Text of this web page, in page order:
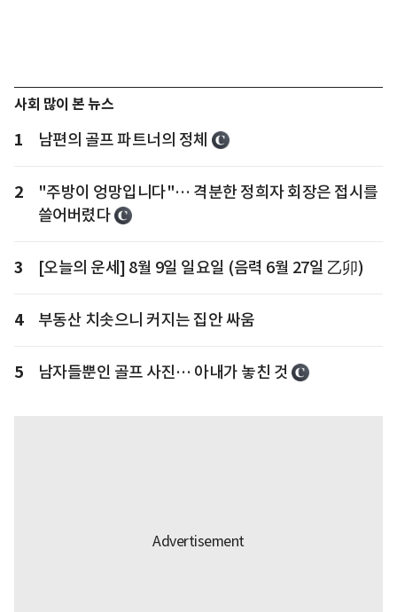
사회 많이 본 뉴스
1 남편의 골프 파트너의 정체
2
"주방이 엉망입니다"… 격분한 정희자 회장은 접시를
쓸어버렸다
3 [오늘의 운세] 8월 9일 일요일 (음력 6월 27일 乙卯)
4 부동산 치솟으니 커지는 집안 싸움
5 남자들뿐인 골프 사진… 아내가 놓친 것